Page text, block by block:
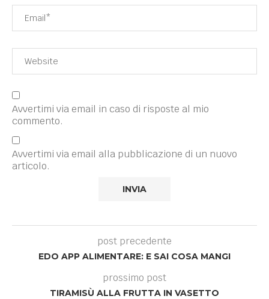
Avvertimi via email in caso di risposte al mio
commento.
Avvertimi via email alla pubblicazione di un nuovo
articolo.
post precedente
EDO APP ALIMENTARE: E SAI COSA MANGI
prossimo post
TIRAMISÙ ALLA FRUTTA IN VASETTO